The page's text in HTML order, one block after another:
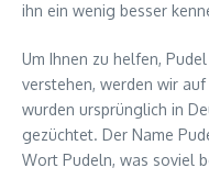
ihn ein wenig besser
Um Ihnen zu helfen,
verstehen, werden wir
wurden ursprünglich in
gezüchtet. Der Name
Wort Pudeln, was soviel